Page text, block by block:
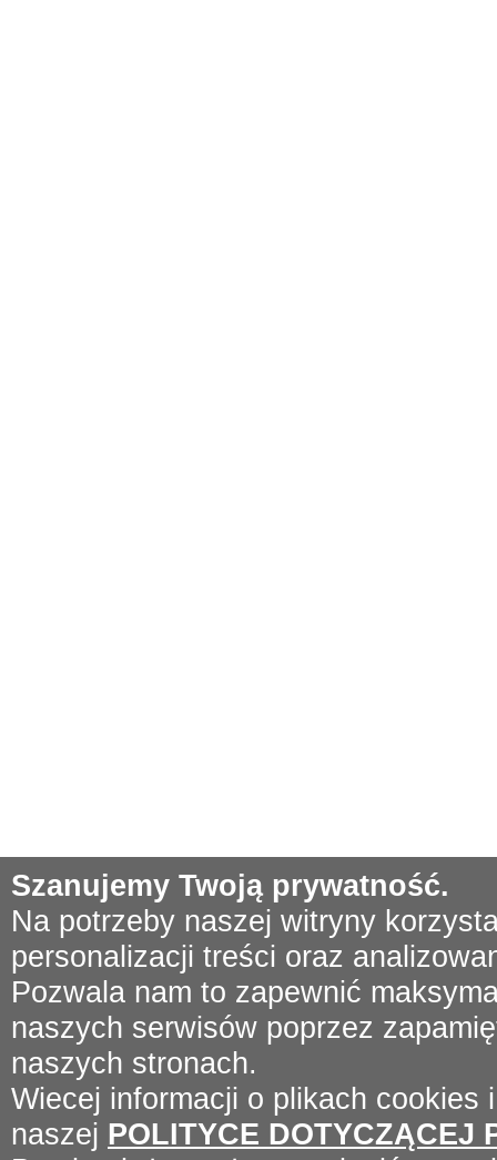
Szanujemy Twoją prywatność.
Na potrzeby naszej witryny
personalizacji treści oraz
Pozwala nam to zapewnić
naszych serwisów poprzez
naszych stronach.
Wiecej informacji o plikach
naszej POLITYCE DOTYCZĄCEJ